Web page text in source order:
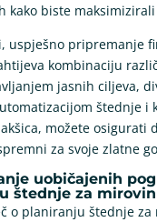
kako biste
uspješno pripremanje
kombinaciju
jasnih ciljeva,
štednje i
možete osigurati
za svoje zlatne
uobičajenih
štednje za
o planiranju štednje za